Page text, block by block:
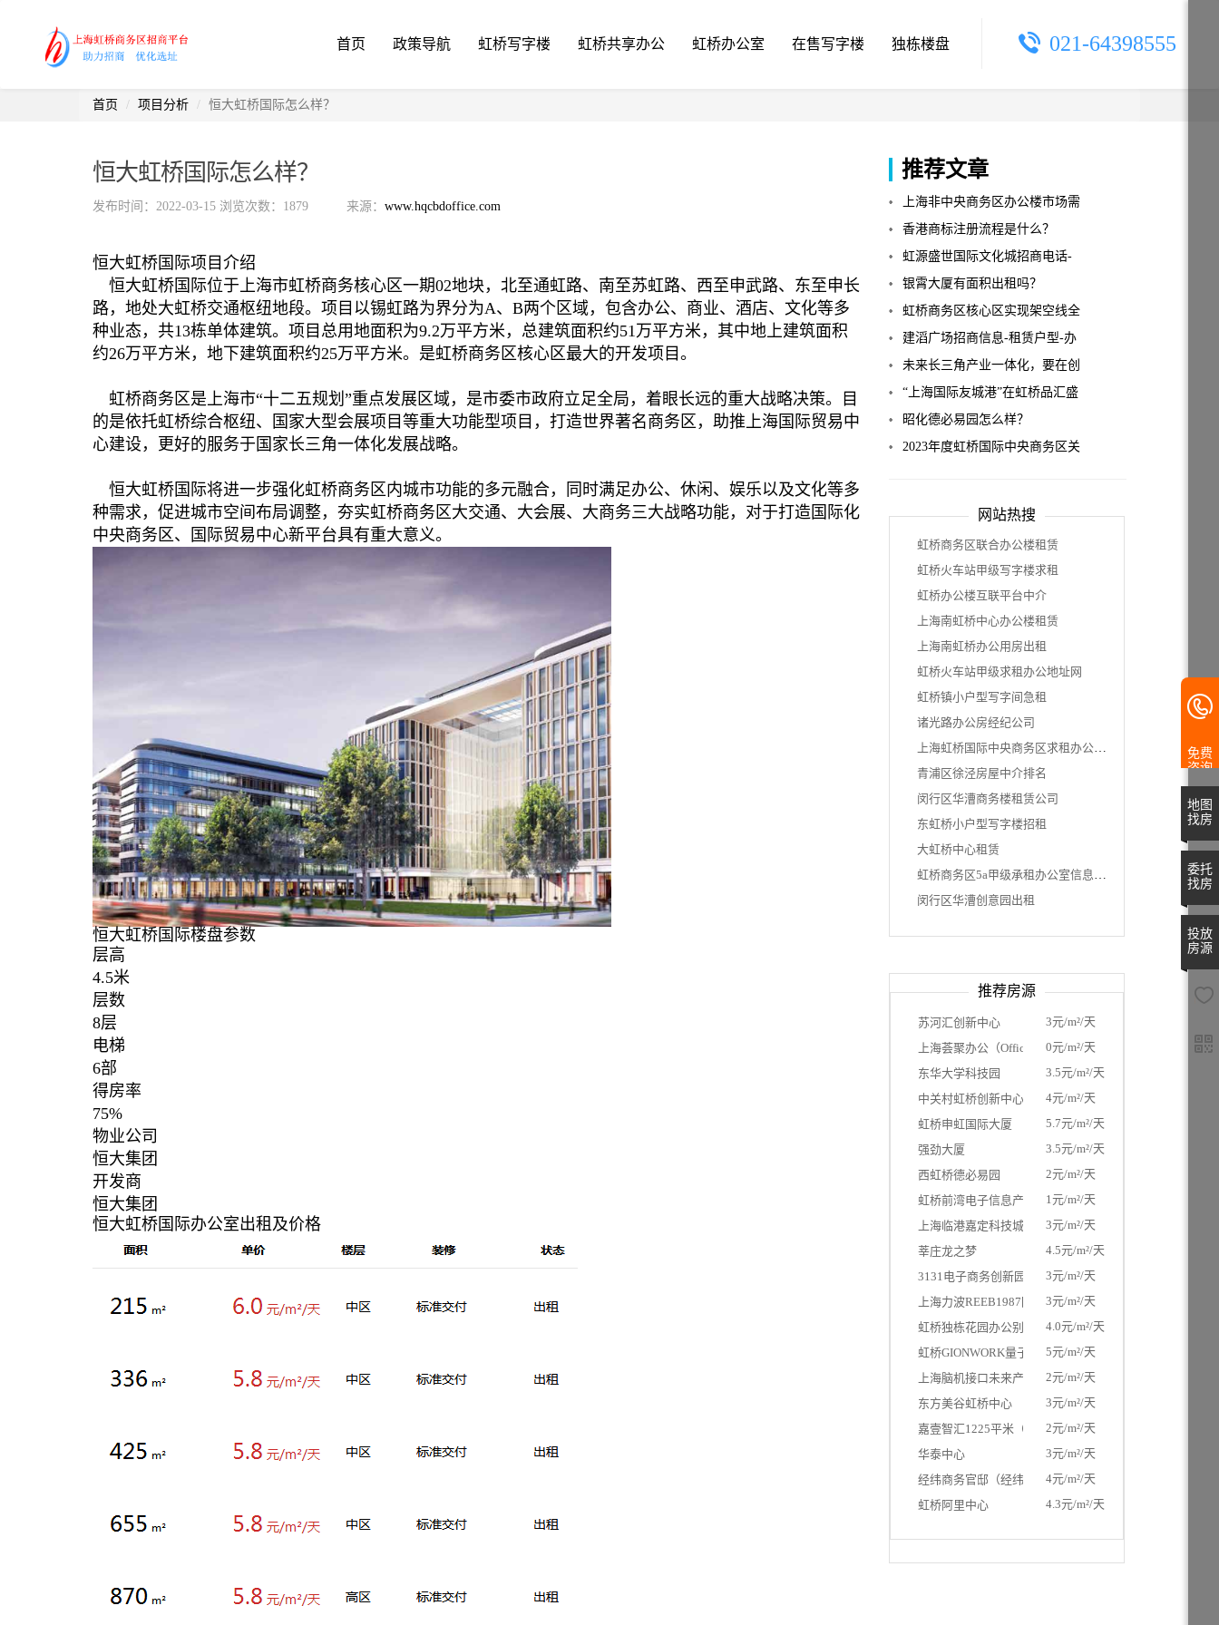
首页 政策导航 虹桥写字楼 虹桥共享办公 虹桥办公室 在售写字楼 独栋楼盘 021-64398555
首页 项目分析 恒大虹桥国际怎么样？
恒大虹桥国际怎么样？
发布时间：2022-03-15 浏览次数：1879 来源： www.hqcbdoffice.com
恒大虹桥国际项目介绍
恒大虹桥国际位于上海市虹桥商务核心区一期02地块，北至通虹路、南至苏虹路、西至申武路、东至申长
路，地处大虹桥交通枢纽地段。项目以锡虹路为界分为A、B两个区域，包含办公、商业、酒店、文化等多
种业态，共13栋单体建筑。项目总用地面积为9.2万平方米，总建筑面积约51万平方米，其中地上建筑面积
约26万平方米，地下建筑面积约25万平方米。是虹桥商务区核心区最大的开发项目。
虹桥商务区是上海市“十二五规划”重点发展区域，是市委市政府立足全局，着眼长远的重大战略决策。目
的是依托虹桥综合枢纽、国家大型会展项目等重大功能型项目，打造世界著名商务区，助推上海国际贸易中
心建设，更好的服务于国家长三角一体化发展战略。
恒大虹桥国际将进一步强化虹桥商务区内城市功能的多元融合，同时满足办公、休闲、娱乐以及文化等多
种需求，促进城市空间布局调整，夯实虹桥商务区大交通、大会展、大商务三大战略功能，对于打造国际化
中央商务区、国际贸易中心新平台具有重大意义。
恒大虹桥国际楼盘参数
层高
4.5米
层数
8层
电梯
6部
得房率
75%
物业公司
恒大集团
开发商
恒大集团
恒大虹桥国际办公室出租及价格
推荐文章
上海非中央商务区办公楼市场需
求激增
香港商标注册流程是什么？
虹源盛世国际文化城招商电话-
租金电话-虹桥商务区写字楼
银霄大厦有面积出租吗？
虹桥商务区核心区实现架空线全
入地
建滔广场招商信息-租赁户型-办
公室出租
未来长三角产业一体化，要在创
新大脑、强壮筋骨、血脉畅通上
构建更有活力更强健有机共同体
“上海国际友城港”在虹桥品汇盛
大开港
昭化德必易园怎么样？
2023年度虹桥国际中央商务区关
网站热搜
虹桥商务区联合办公楼租赁
虹桥火车站甲级写字楼求租
虹桥办公楼互联平台中介
上海南虹桥中心办公楼租赁
上海南虹桥办公用房出租
虹桥火车站甲级求租办公地址网
虹桥镇小户型写字间急租
诸光路办公房经纪公司
上海虹桥国际中央商务区求租办公室信息
青浦区徐泾房屋中介排名
闵行区华漕商务楼租赁公司
东虹桥小户型写字楼招租
大虹桥中心租赁
虹桥商务区5a甲级承租办公室信息平台
闵行区华漕创意园出租
推荐房源
苏河汇创新中心
3元/m²/天
上海荟聚办公（Office by Livat ）
0元/m²/天
东华大学科技园
3.5元/m²/天
中关村虹桥创新中心2993平米（独栋）
4元/m²/天
虹桥申虹国际大厦
5.7元/m²/天
强劲大厦
3.5元/m²/天
西虹桥德必易园
2元/m²/天
虹桥前湾电子信息产业园1元/m²/天
上海临港嘉定科技城
3元/m²/天
莘庄龙之梦
4.5元/m²/天
3131电子商务创新园
3元/m²/天
上海力波REEB1987园区，独栋1308平米
3元/m²/天
虹桥独栋花园办公别墅
4.0元/m²/天
虹桥GIONWORK量子星
5元/m²/天
上海脑机接口未来产业聚集区2元/m²/天
东方美谷虹桥中心
3元/m²/天
嘉壹智汇1225平米（独栋）2元/m²/天
华泰中心
3元/m²/天
经纬商务官邸（经纬汇）4元/m²/天
虹桥阿里中心
4.3元/m²/天
免费
咨询
地图
找房
委托
找房
投放
房源